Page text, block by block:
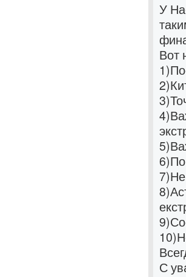
У
Вот
1)
2)
3)
4)
5)
6)
7)
8)
9)
10)
С